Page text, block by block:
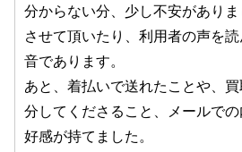
分からない分、少し不安があり
させて頂いたり、利用者の声を
音であります。
あと、着払いで送れたことや、
分してくださること、メールで
好感が持てました。